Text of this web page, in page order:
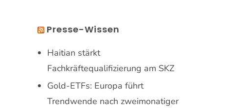
Presse-Wissen
Haitian stärkt
Fachkräftequalifizierung am SKZ
Gold-ETFs: Europa führt
Trendwende nach zweimonatiger